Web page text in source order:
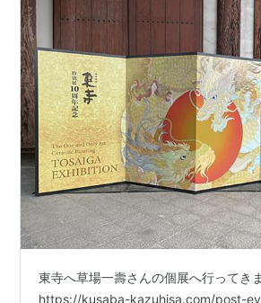
東寺へ草場一壽さんの個展へ行ってき
https://kusaba-kazuhisa.com/post-